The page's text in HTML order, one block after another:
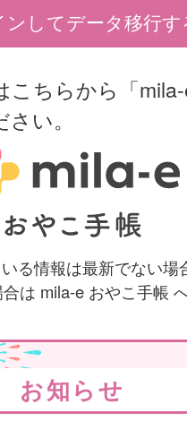
ンしてデータ移行す
こちらから「
い。
る情報は最新でない場
は mila-e おやこ手帳
お知らせ